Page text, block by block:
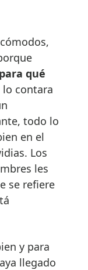
qué
lo contara
todo lo
en el
Los
les
se refiere
y para
llegado